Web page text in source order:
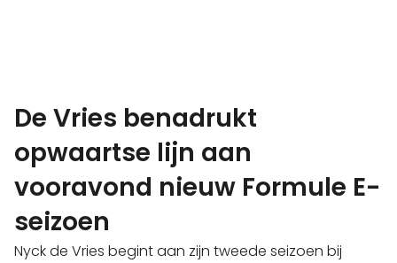
De Vries benadrukt
opwaartse lijn aan
vooravond nieuw Formule E-
seizoen
Nyck de Vries begint aan zijn tweede seizoen bij